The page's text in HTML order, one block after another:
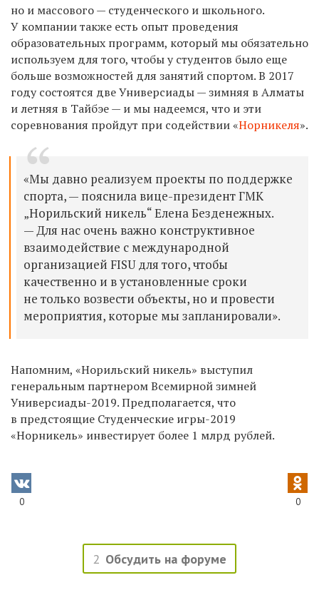
но и массового — студенческого и школьного.
У компании также есть опыт проведения
образовательных программ, который мы обязательно
используем для того, чтобы у студентов было еще
больше возможностей для занятий спортом. В 2017
году состоятся две Универсиады — зимняя в Алматы
и летняя в Тайбэе — и мы надеемся, что и эти
соревнования пройдут при содействии «Норникеля».
«Мы давно реализуем проекты по поддержке
спорта, — пояснила вице-президент ГМК
„Норильский никель“ Елена Безденежных.
— Для нас очень важно конструктивное
взаимодействие с международной
организацией FISU для того, чтобы
качественно и в установленные сроки
не только возвести объекты, но и провести
мероприятия, которые мы запланировали».
Напомним, «Норильский никель» выступил
генеральным партнером Всемирной зимней
Универсиады-2019. Предполагается, что
в предстоящие Студенческие игры-2019
«Норникель» инвестирует более 1 млрд рублей.
0 0
2 Обсудить на форуме